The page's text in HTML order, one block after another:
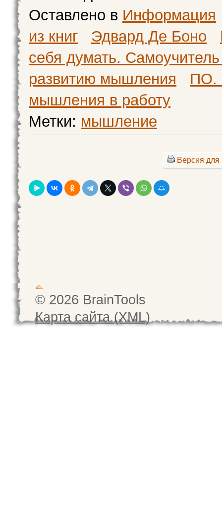
Оставлено в Информация
из книг
Эдвард Де Боно
себя думать.
развитию мышления
ПО.
мышления в работу
Метки: мышление
Версия для
© 2026 BrainTools
Карта сайта (XML)